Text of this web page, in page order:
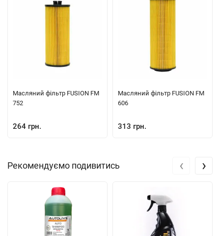
Масляний фільтр FUSION FM
752
264 грн.
Масляний фільтр FUSION FM
606
313 грн.
Рекомендуємо подивитись ‹ ›